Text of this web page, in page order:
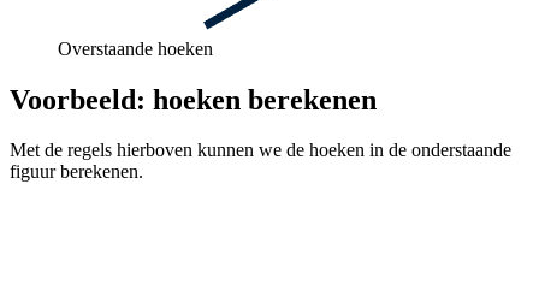
Overstaande hoeken
Voorbeeld: hoeken berekenen
Met de regels hierboven kunnen we de hoeken in de onderstaande
figuur berekenen.